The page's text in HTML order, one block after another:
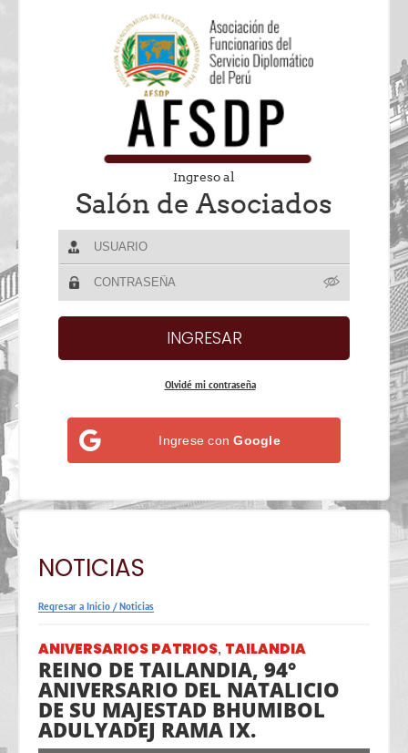
Ingreso al
Salón de Asociados
Olvidé mi contraseña
Ingrese conGoogle
NOTICIAS
Regresar a Inicio /Noticias
ANIVERSARIOS PATRIOS, TAILANDIA
REINO DE TAILANDIA, 94°
ANIVERSARIO DEL NATALICIO
DE SU MAJESTAD BHUMIBOL
ADULYADEJ RAMA IX.